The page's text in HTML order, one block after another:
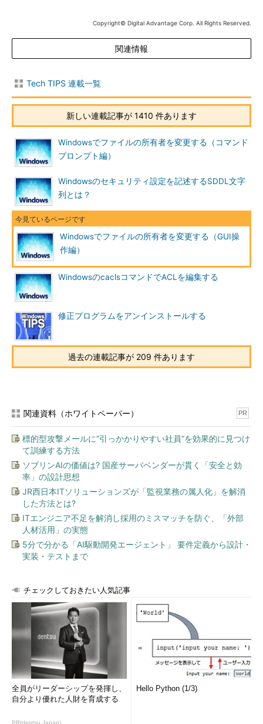
Services for UNIX（SFU）などと相互運用するような場合には、
ファイルやフォルダの所有者を変更し、UNIXなどと同じように
設定しておく必要がある。UNIX系のコマンドでは、ファイルや
だ（製品レビュー「
企業ユーザーのためのSFU 3.5活用
本TIPSでは、エクスプローラ上で、ファイルやフォルダの所
変更する方法については、TIPS「ファイルの所有者を変更する
（コマンドプロンプト編）
操作方法
ファイル（やフォルダ）の所有者を変更する（「所有権を取得
する」という）には、まず対象となるファイルの［プロパティ］
ダイアログの［セキュリティ］タブで［詳細］ボタンをクリック
し、［セキュリティの詳細設定］ダイアログを表示させる。そし
て［所有者］タブを選択すると、現在の所有者の情報が表示され
る。
NTFSのファイルやフォルダにはそれぞれ「所有者」を表す
情報が付けられている。所有者情報を見るには、ファイルや
フォルダ名をエクスプローラ上で右クリックして［プロパテ
ィ］ダイアログを表示させ、［セキュリティ］タブの［詳細
設定］をクリックする。そして［詳細設定］ダイアログの
［所有者］タブを選択すればよい。
（1）所有者情報を表示させるにはこれをクリックする。
（2）現在の所有者情報。ユーザー名ではなく、グループ
名（Administratorsなど）のこともある。
（3）変更可能な所有者名／グループ名の一覧。
（4）
上のリストに含まれない場合は、これをクリックし
て別のユーザー名を選択することもできる（この機能はWin
dows Server 2003でのみ利用可能）。
を選択しておく。これはフォルダの場合にのみ表示される。
●所有権の取得
ファイルの所有権を変更するには、上記のダイアログにあるユ
ーザー名の一覧（
（3））から所有者にしたいアカウントを1つ選
び、［OK］をクリックすればよい。デフォルトでは、ここには
自分自身か、自分自身の属するグループが表示されている。フォ
ルダの場合は、サブフォルダの属性もまとめて変更することもで
きる。
Copyright© Digital Advantage Corp. All Rights Reserved.
関連情報
Tech TIPS 連載一覧
新しい連載記事が 1410 件あります
Windowsでファイルの所有者を変更する（コマンド
プロンプト編）
Windowsのセキュリティ設定を記述するSDDL文字
列とは？
Windowsでファイルの所有者を変更する（GUI操
作編）
WindowsのcaclsコマンドでACLを編集する
修正プログラムをアンインストールする
過去の連載記事が 209 件あります
関連資料（ホワイトペーパー） PR
標的型攻撃メールに“引っかかりやすい社員”を効果的に見つけ
て訓練する方法
ソブリンAIの価値は? 国産サーバベンダーが貫く「安全と効
率」の設計思想
JR西日本ITソリューションズが「監視業務の属人化」を解消
した方法とは?
ITエンジニア不足を解消し採用のミスマッチを防ぐ、「外部
人材活用」の実態
5分で分かる「AI駆動開発エージェント」 要件定義から設計・
実装・テストまで
チェックしておきたい人気記事
全員がリーダーシップを発揮し、
自分より優れた人財を育成する
PR(dentsu Japan)
Hello Python (1/3)